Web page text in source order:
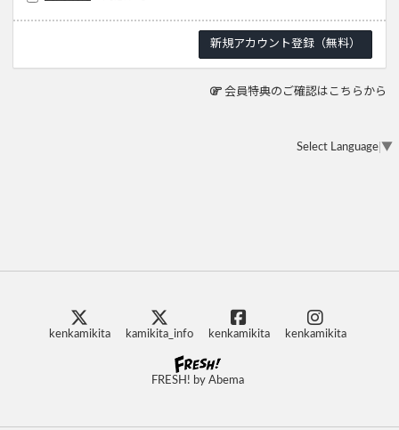
会員特典のご確認はこちらから
Select Language ▼
kenkamikita kamikita_info kenkamikita kenkamikita
FRESH! by Abema